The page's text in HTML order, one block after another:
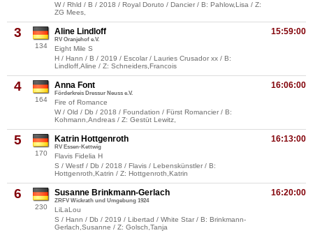
W / Rhld / B / 2018 / Royal Doruto / Dancier / B: Pahlow,Lisa / Z:
ZG Mees,
3
134
15:59:00
Aline Lindloff
RV Oranjehof e.V.
Eight Mile S
H / Hann / B / 2019 / Escolar / Lauries Crusador xx / B:
Lindloff,Aline / Z: Schneiders,Francois
4
164
16:06:00
Anna Font
Förderkreis Dressur Neuss e.V.
Fire of Romance
W / Old / Db / 2018 / Foundation / Fürst Romancier / B:
Kohmann,Andreas / Z: Gestüt Lewitz,
5
170
16:13:00
Katrin Hottgenroth
RV Essen-Kettwig
Flavis Fidelia H
S / Westf / Db / 2018 / Flavis / Lebenskünstler / B:
Hottgenroth,Katrin / Z: Hottgenroth,Katrin
6
230
16:20:00
Susanne Brinkmann-Gerlach
ZRFV Wickrath und Umgebung 1924
LiLaLou
S / Hann / Db / 2019 / Libertad / White Star / B: Brinkmann-
Gerlach,Susanne / Z: Golsch,Tanja